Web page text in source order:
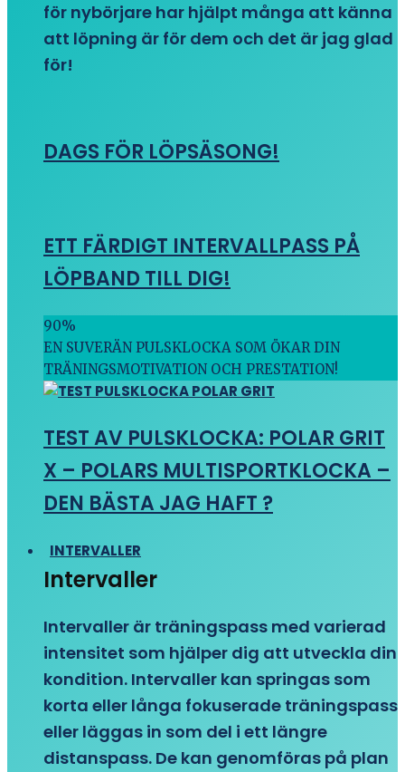
för nybörjare har hjälpt många att känna
att löpning är för dem och det är jag glad
för!
DAGS FÖR LÖPSÄSONG!
ETT FÄRDIGT INTERVALLPASS PÅ
LÖPBAND TILL DIG!
90%
EN SUVERÄN PULSKLOCKA SOM ÖKAR DIN
TRÄNINGSMOTIVATION OCH PRESTATION!
TEST AV PULSKLOCKA: POLAR GRIT
X – POLARS MULTISPORTKLOCKA –
DEN BÄSTA JAG HAFT ?
INTERVALLER
Intervaller
Intervaller är träningspass med varierad
intensitet som hjälper dig att utveckla din
kondition. Intervaller kan springas som
korta eller långa fokuserade träningspass
eller läggas in som del i ett längre
distanspass. De kan genomföras på plan